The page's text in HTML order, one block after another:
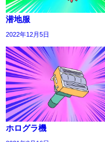
潜地服
2022年12月5日
ホログラ機